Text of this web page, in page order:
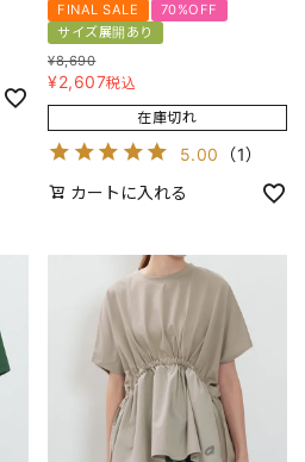
FINAL SALE
70%OFF
サイズ展開あり
¥8,690
¥2,607税込
在庫切れ
5.00 （1）
カートに入れる